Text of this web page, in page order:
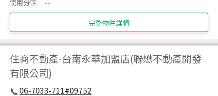
使用分區
--
完整物件詳情
住商不動產-台南永華加盟店(聯懋不動產開發
有限公司)
06-7033-711#09752